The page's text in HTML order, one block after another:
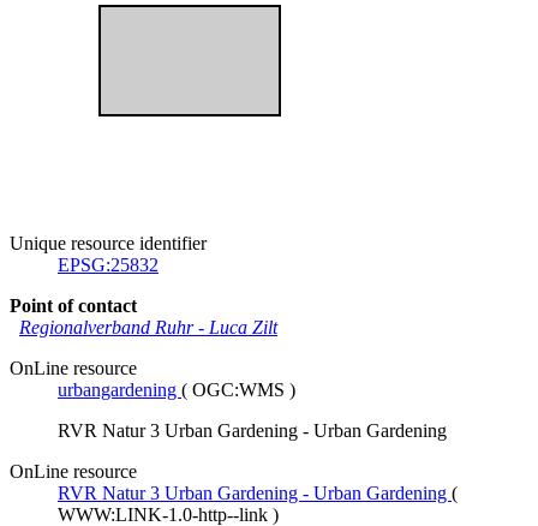
Unique resource identifier
EPSG:25832
Point of contact
Regionalverband Ruhr- Luca Zilt
OnLine resource
urbangardening ( OGC:WMS )
RVR Natur 3 Urban Gardening - Urban Gardening
OnLine resource
RVR Natur 3 Urban Gardening - Urban Gardening (
WWW:LINK-1.0-http--link )